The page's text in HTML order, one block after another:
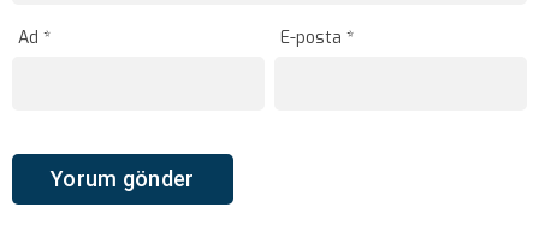
Ad * E-posta*